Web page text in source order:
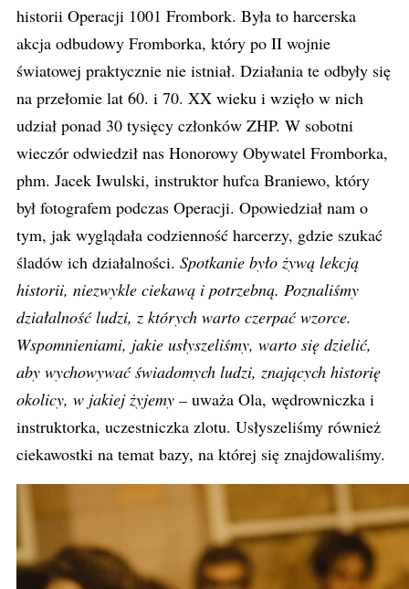
historii Operacji 1001 Frombork. Była to harcerska
akcja odbudowy Fromborka, który po II wojnie
światowej praktycznie nie istniał. Działania te odbyły się
na przełomie lat 60. i 70. XX wieku i wzięło w nich
udział ponad 30 tysięcy członków ZHP. W sobotni
wieczór odwiedził nas Honorowy Obywatel Fromborka,
phm. Jacek Iwulski, instruktor hufca Braniewo, który
był fotografem podczas Operacji. Opowiedział nam o
tym, jak wyglądała codzienność harcerzy, gdzie szukać
śladów ich działalności. Spotkanie było żywą lekcją
historii, niezwykle ciekawą i potrzebną. Poznaliśmy
działalność ludzi, z których warto czerpać wzorce.
Wspomnieniami, jakie usłyszeliśmy, warto się dzielić,
aby wychowywać świadomych ludzi, znających historię
okolicy, w jakiej żyjemy – uważa Ola, wędrowniczka i
instruktorka, uczestniczka zlotu. Usłyszeliśmy również
ciekawostki na temat bazy, na której się znajdowaliśmy.